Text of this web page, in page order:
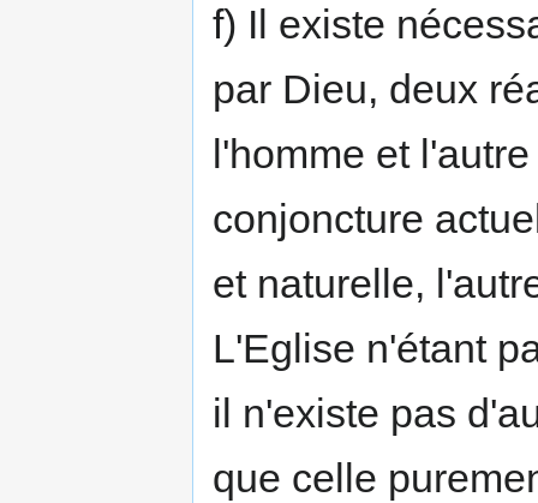
f) Il existe
par Dieu, deux
l'homme et
conjoncture
et naturelle,
L'Eglise n'étant
il n'existe pas
que celle